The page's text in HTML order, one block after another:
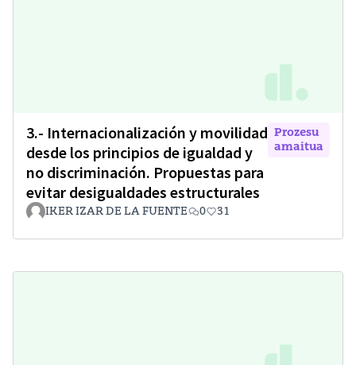
3.- Internacionalización y movilidad
desde los principios de igualdad y
no discriminación. Propuestas para
evitar desigualdades estructurales
Prozesu
amaitua
IKER IZAR DE LA FUENTE 0 31